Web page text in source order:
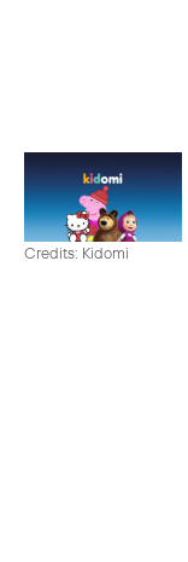
Credits: Kidomi